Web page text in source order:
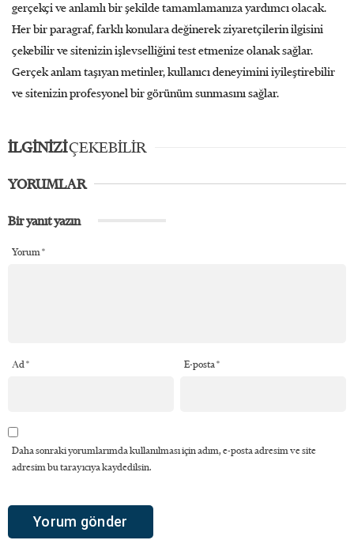
gerçekçi ve anlamlı bir şekilde tamamlamanıza yardımcı olacak.
Her bir paragraf, farklı konulara değinerek ziyaretçilerin ilgisini
çekebilir ve sitenizin işlevselliğini test etmenize olanak sağlar.
Gerçek anlam taşıyan metinler, kullanıcı deneyimini iyileştirebilir
ve sitenizin profesyonel bir görünüm sunmasını sağlar.
İLGİNİZİÇEKEBİLİR
YORUMLAR
Bir yanıt yazın
Yorum *
Ad* E-posta*
Daha sonraki yorumlarımda kullanılması için adım, e-posta adresim ve site
adresim bu tarayıcıya kaydedilsin.